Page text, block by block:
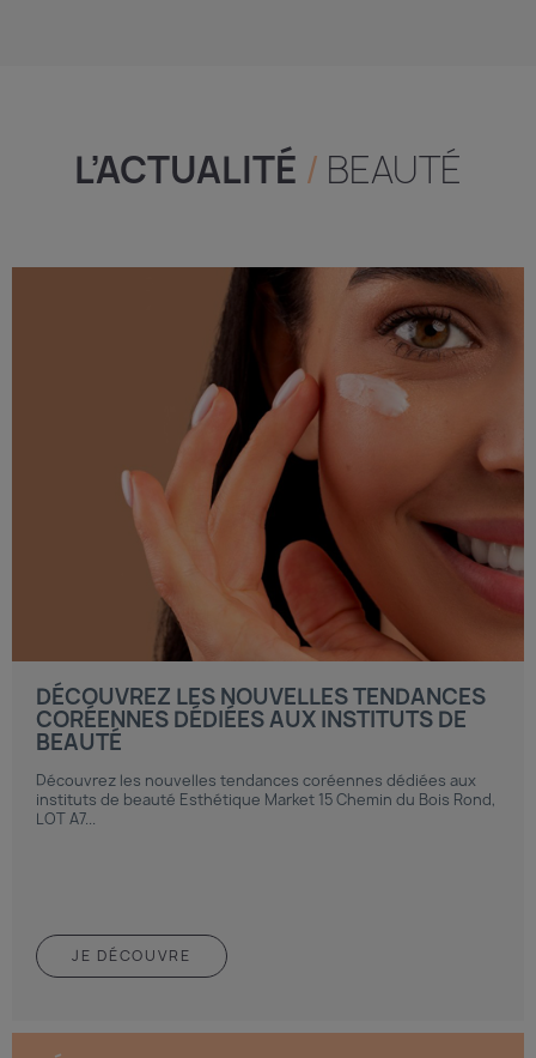
L’ACTUALITÉ / BEAUTÉ
DÉCOUVREZ LES NOUVELLES TENDANCES
CORÉENNES DÉDIÉES AUX INSTITUTS DE
BEAUTÉ
Découvrez les nouvelles tendances coréennes dédiées aux
instituts de beauté Esthétique Market 15 Chemin du Bois Rond,
LOT A7...
JE DÉCOUVRE